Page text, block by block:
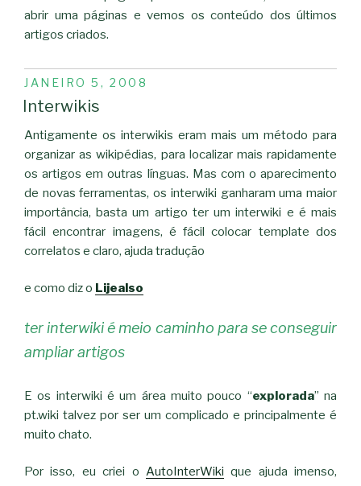
abrir uma páginas e vemos os conteúdo dos últimos
artigos criados.
PUBLICADO
EM
JANEIRO 5, 2008
Interwikis
Antigamente os interwikis eram mais um método para
organizar as wikipédias, para localizar mais rapidamente
os artigos em outras línguas. Mas com o aparecimento
de novas ferramentas, os interwiki ganharam uma maior
importância, basta um artigo ter um interwiki e é mais
fácil encontrar imagens, é fácil colocar template dos
correlatos e claro, ajuda tradução
e como diz o Lijealso
ter interwiki é meio caminho para se conseguir
ampliar artigos
E os interwiki é um área muito pouco “explorada” na
pt.wiki talvez por ser um complicado e principalmente é
muito chato.
Por isso, eu criei o AutoInterWiki que ajuda imenso,